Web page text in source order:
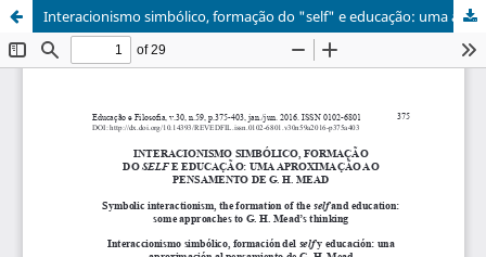
Interacionismo simbólico, formação do "self" e educação: uma aproximação ao pensamento de G. H. Mead